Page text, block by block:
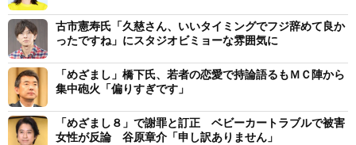
古市憲寿氏「久慈さん、いいタイミングでフジ辞めて良か
ったですね」にスタジオビミョーな雰囲気に
「めざまし」橋下氏、若者の恋愛で持論語るもＭＣ陣から
集中砲火「偏りすぎです」
「めざまし８」で謝罪と訂正 ベビーカートラブルで被害
女性が反論 谷原章介「申し訳ありません」